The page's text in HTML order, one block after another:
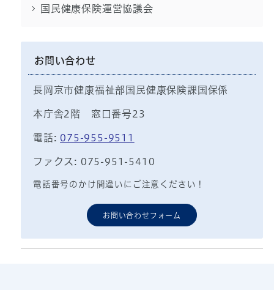
国民健康保険運営協議会
お問い合わせ
長岡京市健康福祉部国民健康保険課国保係
本庁舎2階 窓口番号23
電話: 075-955-9511
ファクス: 075-951-5410
電話番号のかけ間違いにご注意ください！
お問い合わせフォーム